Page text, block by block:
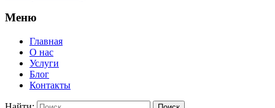
Меню
Главная
О нас
Услуги
Блог
Контакты